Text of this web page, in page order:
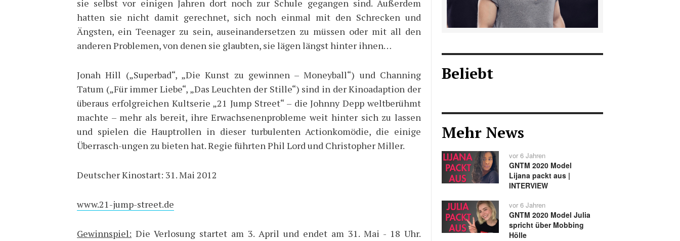
sie selbst vor einigen Jahren dort noch zur Schule gegangen sind. Außerdem
hatten sie nicht damit gerechnet, sich noch einmal mit den Schrecken und
Ängsten, ein Teenager zu sein, auseinandersetzen zu müssen oder mit all den
anderen Problemen, von denen sie glaubten, sie lägen längst hinter ihnen…
Jonah Hill („Superbad“, „Die Kunst zu gewinnen – Moneyball“) und Channing
Tatum („Für immer Liebe“, „Das Leuchten der Stille“) sind in der Kinoadaption der
überaus erfolgreichen Kultserie „21 Jump Street“ – die Johnny Depp weltberühmt
machte – mehr als bereit, ihre Erwachsenenprobleme weit hinter sich zu lassen
und spielen die Hauptrollen in dieser turbulenten Actionkomödie, die einige
Überrasch-ungen zu bieten hat. Regie führten Phil Lord und Christopher Miller.
Deutscher Kinostart: 31. Mai 2012
www.21-jump-street.de
Gewinnspiel: Die Verlosung startet am 3. April und endet am 31. Mai - 18 Uhr.
Beliebt
Mehr News
vor 6 Jahren
GNTM 2020 Model
Lijana packt aus |
INTERVIEW
vor 6 Jahren
GNTM 2020 Model Julia
spricht über Mobbing
Hölle